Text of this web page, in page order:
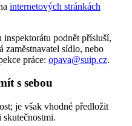
internetových stránkách
podnět přísluší,
zaměstnavatel sídlo, nebo
práce: opava@suip.cz.
s sebou
je však vhodné předložit